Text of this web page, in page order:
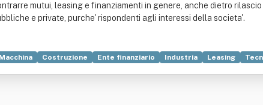
mutui, leasing e finanziamenti in genere, anche dietro
e private, purche' rispondenti agli interessi della societa'.
Macchina Costruzione Ente finanziario Industria Leasing